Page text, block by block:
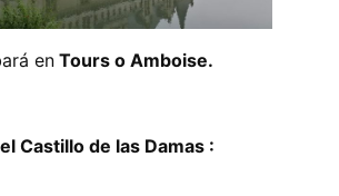
en Tours o Amboise.
el Castillo de las Damas :